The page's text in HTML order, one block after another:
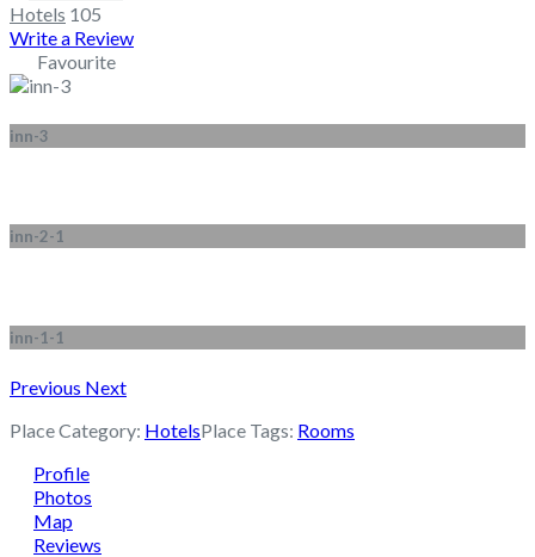
Hotels 105
Write a Review
Favourite
inn-3
inn-2-1
inn-1-1
Previous Next
Place Category: HotelsPlace Tags: Rooms
Profile
Photos
Map
Reviews